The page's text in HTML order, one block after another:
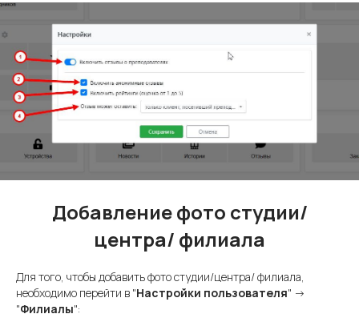
Добавление фото студии/
центра/ филиала
Для того, чтобы добавить фото студии/центра/ филиала,
необходимо перейти в "Настройки пользователя" ->
"Филиалы":